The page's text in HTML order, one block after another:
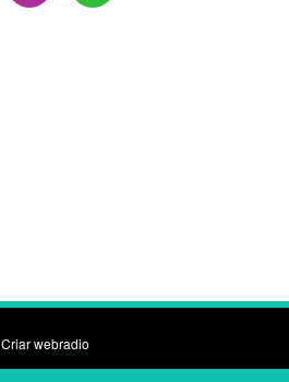
Criar webradio